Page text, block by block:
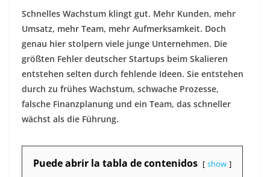
Schnelles Wachstum klingt gut. Mehr Kunden, mehr
Umsatz, mehr Team, mehr Aufmerksamkeit. Doch
genau hier stolpern viele junge Unternehmen. Die
größten Fehler deutscher Startups beim Skalieren
entstehen selten durch fehlende Ideen. Sie entstehen
durch zu frühes Wachstum, schwache Prozesse,
falsche Finanzplanung und ein Team, das schneller
wächst als die Führung.
Puede abrir la tabla de contenidos show